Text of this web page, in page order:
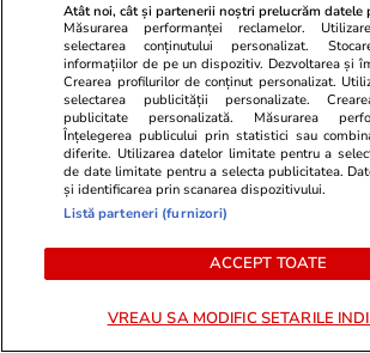
Mediafax.ro
Țara din Europa unde benzina
Atât noi, cât și partenerii noștri prelucrăm datele
Măsurarea performanței reclamelor.
selectarea conținutului personalizat.
informațiilor de pe un dispozitiv. Dezvoltarea și
Crearea profilurilor de conținut personalizat.
selectarea publicității personalizate.
publicitate personalizată. Măsurarea
Înțelegerea publicului prin statistici sau
diferite. Utilizarea datelor limitate pentru a
de date limitate pentru a selecta publicitatea.
și identificarea prin scanarea dispozitivului.
Listă parteneri (furnizori)
ACCEPT TOATE
VREAU SA MODIFIC SETARILE